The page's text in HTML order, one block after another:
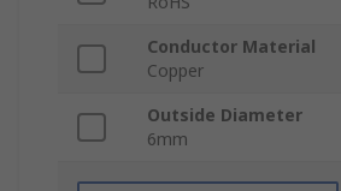
Conductor Material
Copper
Outside Diameter
6mm